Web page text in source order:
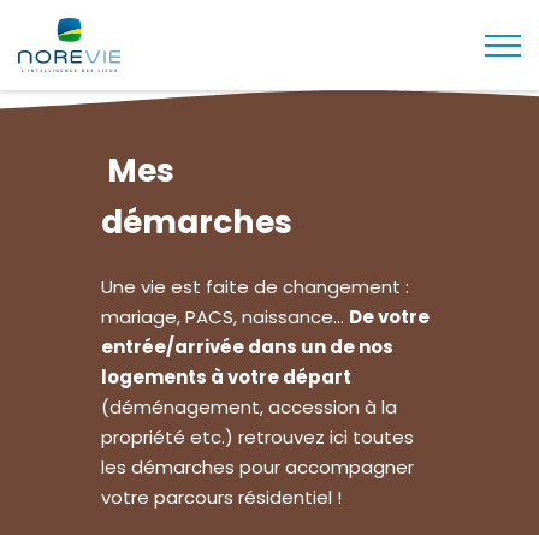
Mes
démarches
Une vie est faite de changement :
mariage, PACS, naissance… De votre
entrée/arrivée dans un de nos
logements à votre départ
(déménagement, accession à la
propriété etc.) retrouvez ici toutes
les démarches pour accompagner
votre parcours résidentiel !